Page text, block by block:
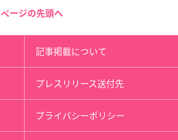
ページの先頭へ
記事掲載について
プレスリリース送付先
プライバシーポリシー